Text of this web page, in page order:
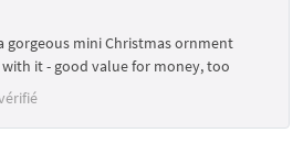
gorgeous mini Christmas ornment
it - good value for money, too